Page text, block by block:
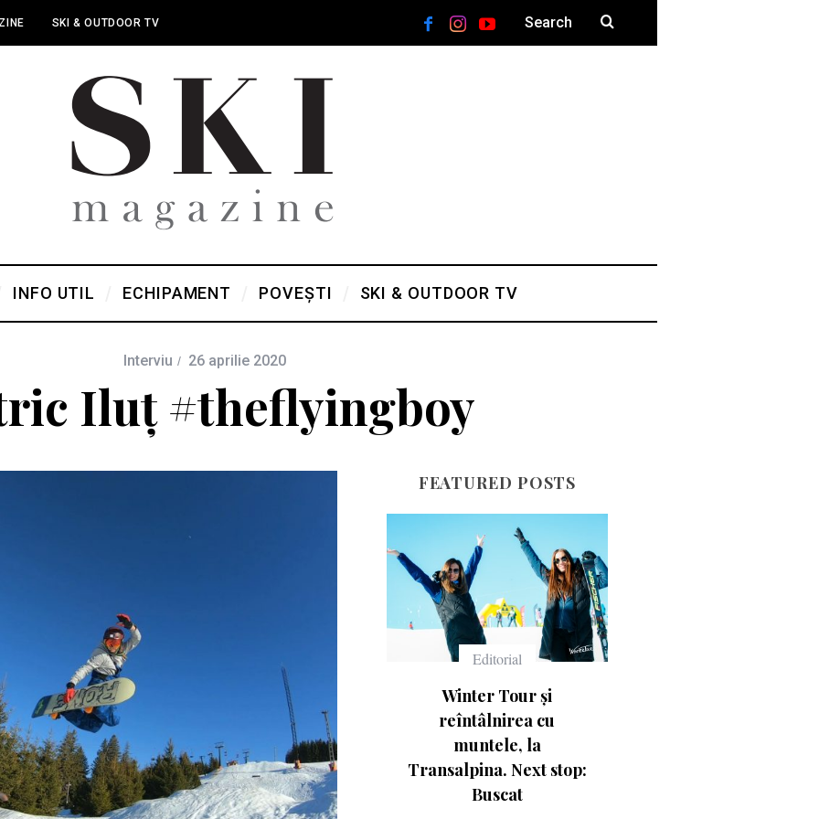
SKI & OUTDOOR TV
INFO UTIL ECHIPAMENT POVEȘTI SKI & OUTDOOR TV
Interviu 26 aprilie 2020
Iluț #theflyingboy
FEATURED POSTS
Echipament
Salomon Pioneer
Visor
Winter Tour și
reîntâlnirea cu
muntele, la
Transalpina. Next stop:
Buscat
Echipament
Ce înseamnă numerele
de pe schiuri